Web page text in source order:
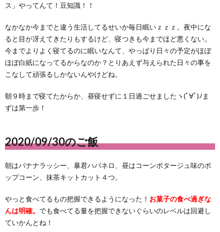
ス」やってんて！豆知識！！
なかなか今までと違う生活してるせいか毎日眠いｚｚｚ。夜中にな
ると目が冴えてきたりもするけど、寝つきも今までほど悪くない。
今までよりよく寝てるのに眠いなんて、やっぱり日々の予定がほぼ
ほぼ白紙になってるからなのか？とりあえず与えられた日々の事を
こなして頑張るしかないんやけどね。
朝９時まで寝てたからか、昼寝せずに１日過ごせましたヽ(ﾟ∀ﾟ)ﾉま
ずは第一歩！
2020/09/30のご飯
朝はバナナラッシー、暴君ハバネロ、昼はコーンポタージュ味のポ
ップコーン、抹茶キットカット４つ。
やっと食べてるもの把握できるようになった！ お菓子の食べ過ぎな
んは明確。 でも食べてる量を把握できないぐらいのレベルは回避し
ていかんとね！